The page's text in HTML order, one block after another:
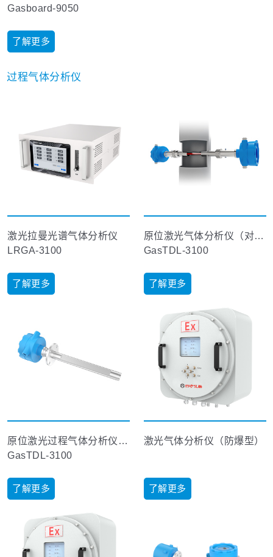
Gasboard-9050
了解更多
过程气体分析仪
激光拉曼光谱气体分析仪
LRGA-3100
了解更多
原位激光气体分析仪（对射式）
GasTDL-3100
了解更多
原位激光过程气体分析仪（单端式）
GasTDL-3100
了解更多
激光气体分析仪（防爆型）
了解更多